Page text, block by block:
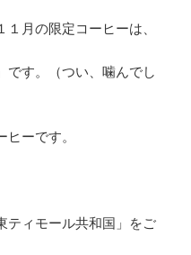
月の限定コーヒーは、
です。（つい、噛んでし
ーです。
ティモール共和国」をご